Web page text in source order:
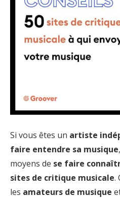
Si vous êtes un artiste
faire entendre sa musique
moyens de se faire
sites de critique musicale.
les amateurs de musique